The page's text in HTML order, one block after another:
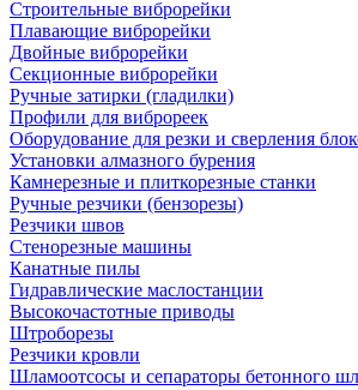
Строительные виброрейки
Плавающие виброрейки
Двойные виброрейки
Секционные виброрейки
Ручные затирки (гладилки)
Профили для виброреек
Оборудование для резки и сверления
Установки алмазного бурения
Камнерезные и плиткорезные станки
Ручные резчики (бензорезы)
Резчики швов
Стенорезные машины
Канатные пилы
Гидравлические маслостанции
Высокочастотные приводы
Штроборезы
Резчики кровли
Шламоотсосы и сепараторы бетонного